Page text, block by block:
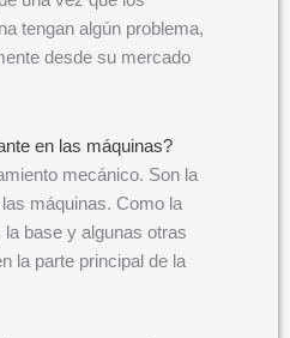
tengan algún problema,
desde su mercado
en las máquinas?
mecánico. Son la
máquinas. Como la
base y algunas otras
la parte principal de la